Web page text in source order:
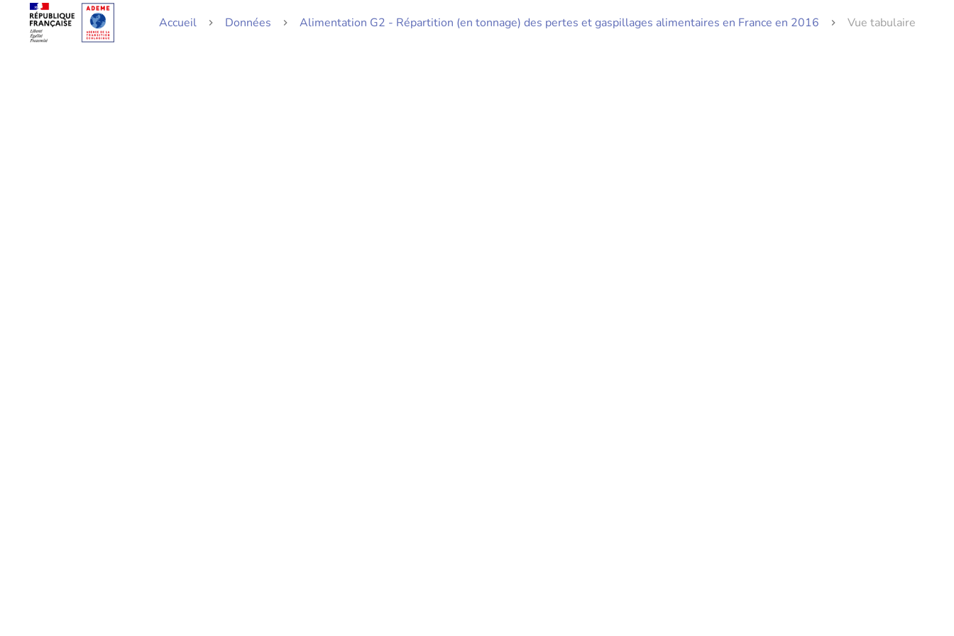
Accueil Données Alimentation G2 - Répartition (en tonnage) des pertes et gaspillages alimentaires en France en 2016 Vue tabulaire